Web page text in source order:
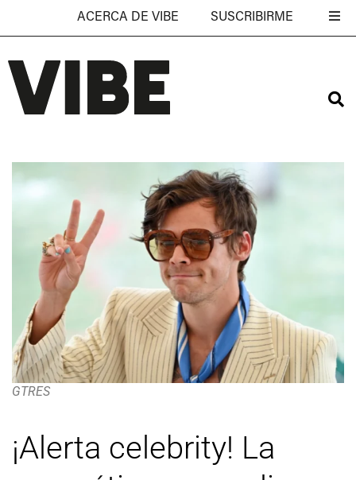
ACERCA DE VIBE SUSCRIBIRME
GTRES
¡Alerta celebrity! La